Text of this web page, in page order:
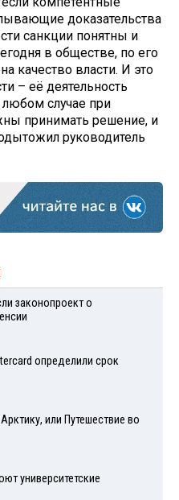
доказательства
санкции понятны и
в обществе, по его
качество власти. И это
– её деятельность
случае при
принимать решение, и
руководитель
законопроект о
определили срок
или Путешествие во
университетские